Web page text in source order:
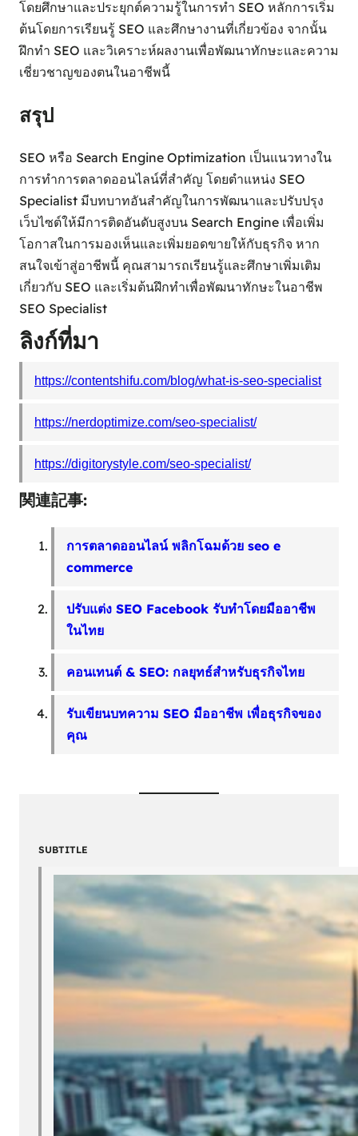
โดยศึกษาและประยุกต์ความรู้ในการทำ SEO หลักการเริ่ม
ต้นโดยการเรียนรู้ SEO และศึกษางานที่เกี่ยวข้อง จากนั้น
ฝึกทำ SEO และวิเคราะห์ผลงานเพื่อพัฒนาทักษะและความ
เชี่ยวชาญของตนในอาชีพนี้
สรุป
SEO หรือ Search Engine Optimization เป็นแนวทางใน
การทำการตลาดออนไลน์ที่สำคัญ โดยตำแหน่ง SEO
Specialist มีบทบาทอันสำคัญในการพัฒนาและปรับปรุง
เว็บไซต์ให้มีการติดอันดับสูงบน Search Engine เพื่อเพิ่ม
โอกาสในการมองเห็นและเพิ่มยอดขายให้กับธุรกิจ หาก
สนใจเข้าสู่อาชีพนี้ คุณสามารถเรียนรู้และศึกษาเพิ่มเติม
เกี่ยวกับ SEO และเริ่มต้นฝึกทำเพื่อพัฒนาทักษะในอาชีพ
SEO Specialist
ลิงก์ที่มา
https://contentshifu.com/blog/what-is-seo-specialist
https://nerdoptimize.com/seo-specialist/
https://digitorystyle.com/seo-specialist/
関連記事:
การตลาดออนไลน์ พลิกโฉมด้วย seo e
commerce
ปรับแต่ง SEO Facebook รับทำโดยมืออาชีพ
ในไทย
คอนเทนต์ & SEO: กลยุทธ์สำหรับธุรกิจไทย
รับเขียนบทความ SEO มืออาชีพ เพื่อธุรกิจของ
คุณ
SUBTITLE